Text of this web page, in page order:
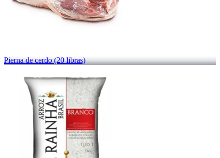
Pierna de cerdo (20 libras)